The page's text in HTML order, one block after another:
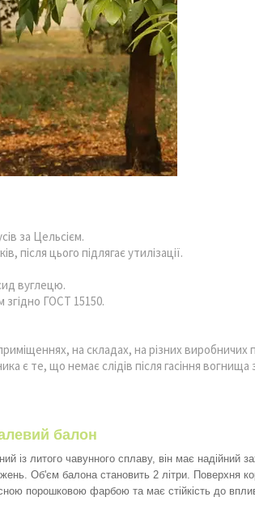
за Цельсієм.
після цього підлягає утилізації.
вуглецю.
згідно ГОСТ 15150.
на складах, на різних виробничих
є те, що немає слідів після гасіння вогнища
балон
із литого чавунного сплаву, він має надійний
Об'єм балона становить 2 літри. Поверхня
порошковою фарбою та має стійкість до